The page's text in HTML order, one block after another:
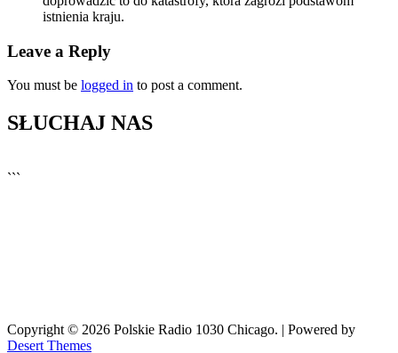
istnienia kraju.
Leave a Reply
You must be logged in to post a comment.
SŁUCHAJ NAS
```
Copyright © 2026 Polskie Radio 1030 Chicago. | Powered by
Desert Themes